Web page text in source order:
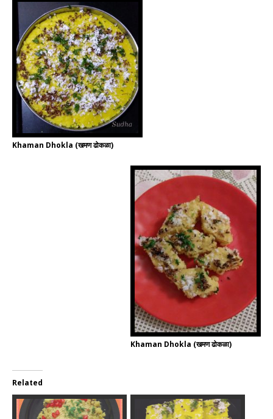
Khaman Dhokla (खमण ढोकळा)
Khaman Dhokla (खमण ढोकळा)
Related